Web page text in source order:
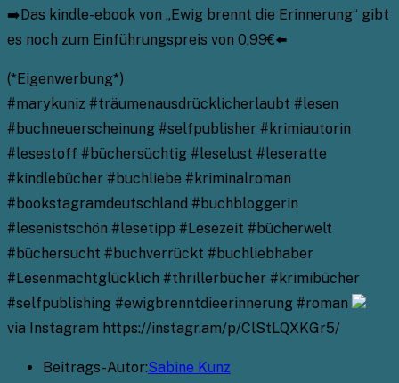
➡️Das kindle-ebook von „Ewig brennt die Erinnerung“ gibt
es noch zum Einführungspreis von 0,99€⬅️
(*Eigenwerbung*)
#marykuniz #träumenausdrücklicherlaubt #lesen
#buchneuerscheinung #selfpublisher #krimiautorin
#lesestoff #büchersüchtig #leselust #leseratte
#kindlebücher #buchliebe #kriminalroman
#bookstagramdeutschland #buchbloggerin
#lesenistschön #lesetipp #Lesezeit #bücherwelt
#büchersucht #buchverrückt #buchliebhaber
#Lesenmachtglücklich #thrillerbücher #krimibücher
#selfpublishing #ewigbrenntdieerinnerung #roman
via Instagram https://instagr.am/p/ClStLQXKGr5/
Beitrags-Autor:Sabine Kunz